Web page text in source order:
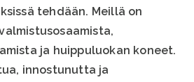
tehdään. Meillä on
ja huippuluokan koneet.
innostunutta ja